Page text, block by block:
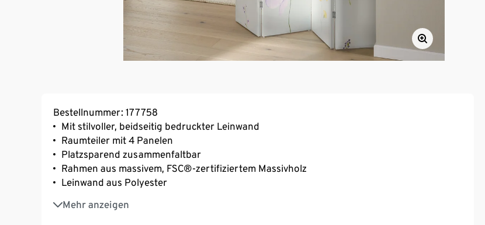
Bestellnummer: 177758
Mit stilvoller, beidseitig bedruckter Leinwand
Raumteiler mit 4 Panelen
Platzsparend zusammenfaltbar
Rahmen aus massivem, FSC®-zertifiziertem Massivholz
Leinwand aus Polyester
Mehr anzeigen
Inkl. Bodenschonern